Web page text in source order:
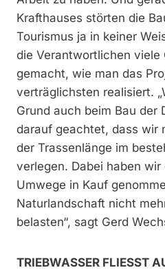
Krafthauses störten die
Tourismus ja in keiner
die Verantwortlichen viele
gemacht, wie man das
verträglichsten realisiert.
Grund auch beim Bau der
darauf geachtet, dass wir
der Trassenlänge im
verlegen. Dabei haben
Umwege in Kauf
Naturlandschaft nicht
belasten“, sagt Gerd
TRIEBWASSER FLIESST